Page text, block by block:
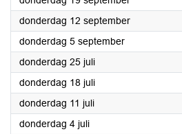
donderdag 12 september2024
donderdag 5 september2024
donderdag 25 juli2024
donderdag 18 juli2024
donderdag 11 juli2024
donderdag 4 juli2024